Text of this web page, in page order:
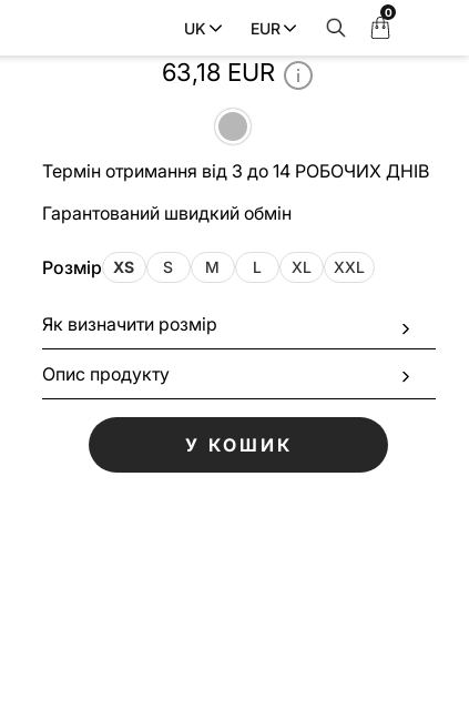
UK EUR
0
Світшот MICHIGAN_GRAY
63,18 EUR
Термін отримання від 3 до 14 РОБОЧИХ ДНІВ
Гарантований швидкий обмін
Розмір XS S M L XL XXL
Як визначити розмір
Опис продукту
У КОШИК